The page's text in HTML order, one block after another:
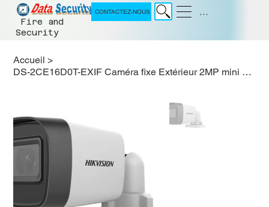
Fire and
Security
Menu
CONTACTEZ-NOUS
Accueil >
DS-2CE16D0T-EXIF Caméra fixe Extérieur 2MP mini Bullet